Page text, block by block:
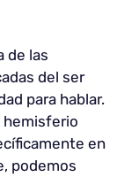
de las
del ser
para hablar.
hemisferio
en
podemos